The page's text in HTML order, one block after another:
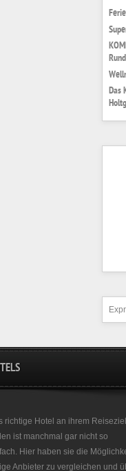
Das
richtige Hotel an ihrem
ist manchmal gar nicht so
Hier haben sie die
Anbieter zu vergleichen und